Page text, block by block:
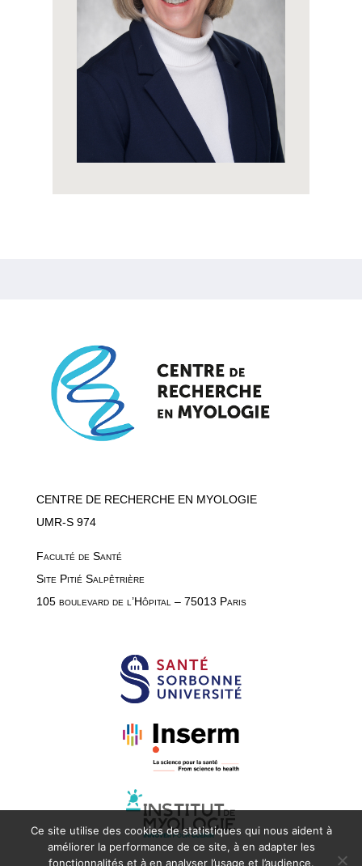
CENTRE DE RECHERCHE EN MYOLOGIE
UMR-S 974
Faculté de Santé
Site Pitié Salpêtrière
105 boulevard de l’Hôpital – 75013 Paris
Ce site utilise des cookies de statistiques qui nous aident à
améliorer la performance de ce site, à en adapter les
fonctionnalités et à en analyser l’usage et l’audience.